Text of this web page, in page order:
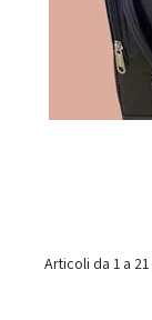
Articoli da 1 a 21